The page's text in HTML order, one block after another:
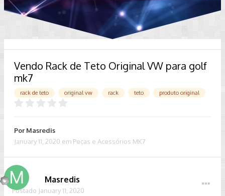
Vendo Rack de Teto Original VW para golf
mk7
rack de teto original vw rack teto produto original
Por Masredis
January 11, 2020 em Peças e Acessórios MK7
Masredis
Postado January 11, 2020